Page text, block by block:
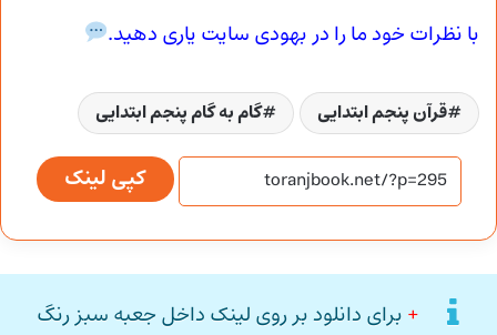
با نظرات خود ما را در بهودی سایت یاری دهید.
قرآن پنجم ابتدایی گام به گام پنجم ابتدایی
کپی لینک
+ برای دانلود بر روی لینک داخل جعبه سبز رنگ